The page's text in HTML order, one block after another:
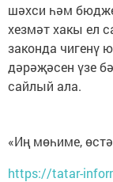
шәхси һәм
хезмәт хакы ел
законда чигенү
дәрәҗәсен үзе
сайлый ала.
«Иң мөһиме,
https://tatar-